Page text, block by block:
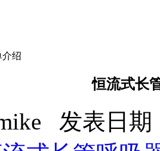
绍
恒流式长
发表日